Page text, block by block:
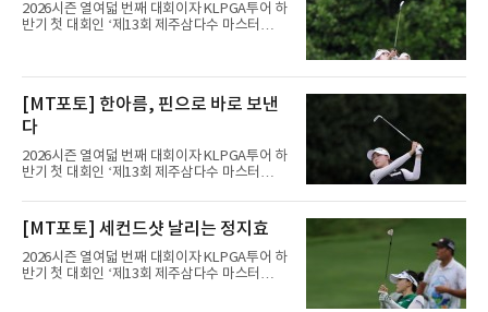
2026시즌 열여덟 번째 대회이자 KLPGA투어 하
반기 첫 대회인 ‘제13회 제주삼다수 마스터
트(파72/6,767야드)에서 열리고 있다.8일 현재
3라운드 경기가 펼쳐지고 있다.한진선이 1번 홀
에서 경기하고 있다.
[MT포토] 한아름, 핀으로 바로 보낸
다
2026시즌 열여덟 번째 대회이자 KLPGA투어 하
반기 첫 대회인 ‘제13회 제주삼다수 마스터
제주도 서귀포시에 위치한 테디밸리 골프앤리조
트(파72/6,767야드)에서 열리고 있다.8일 현재
3라운드 경기가 펼쳐지고 있다.한아름이 1번 홀
에서 경기하고 있다.
[MT포토] 세컨드샷 날리는 정지효
2026시즌 열여덟 번째 대회이자 KLPGA투어 하
반기 첫 대회인 ‘제13회 제주삼다수 마스터